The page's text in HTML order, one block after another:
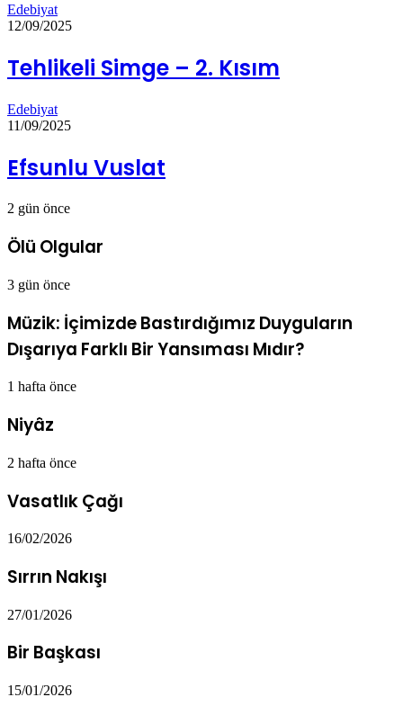
Edebiyat
12/09/2025
Tehlikeli Simge – 2. Kısım
Edebiyat
11/09/2025
Efsunlu Vuslat
2 gün önce
Ölü Olgular
3 gün önce
Müzik: İçimizde Bastırdığımız Duyguların
Dışarıya Farklı Bir Yansıması Mıdır?
1 hafta önce
Niyâz
2 hafta önce
Vasatlık Çağı
16/02/2026
Sırrın Nakışı
27/01/2026
Bir Başkası
15/01/2026